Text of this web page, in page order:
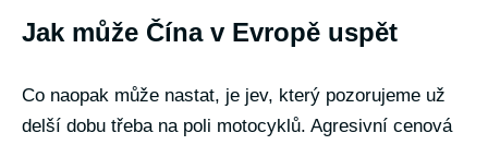
Jak může Čína v Evropě uspět
Co naopak může nastat, je jev, který pozorujeme už
delší dobu třeba na poli motocyklů. Agresivní cenová